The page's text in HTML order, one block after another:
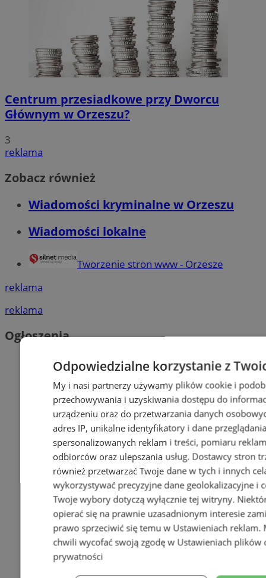
Centrum przesiadkowe przy Dworcu
Głównym w Orzeszu?
3
reklama
Zobacz również
Wiadomości kryminalne w Orzeszu
Wiadomości lokalne
Tworzenie stron www - Orzesze
reklama
reklama
Ogłoszenia
Odpowiedzialne korzystanie z
My i nasi partnerzy używamy plików cookie i
przechowywania i uzyskiwania dostępu do
urządzeniu oraz do przetwarzania danych
adres IP, unikalne identyfikatory i dane
spersonalizowanych reklam i treści, pomiaru
odbiorców oraz ulepszania usług. Dostawcy stron
również przetwarzać Twoje dane w tych i innych
wykorzystywać precyzyjne dane geolokalizacyjne i
Twoje wybory dotyczą wyłącznie tej witryny.
opierać się na prawnie uzasadnionym interesie
prawo sprzeciwić się temu w Ustawieniach reklam.
chwili wycofać swoją zgodę w Ustawieniach plików
prywatności